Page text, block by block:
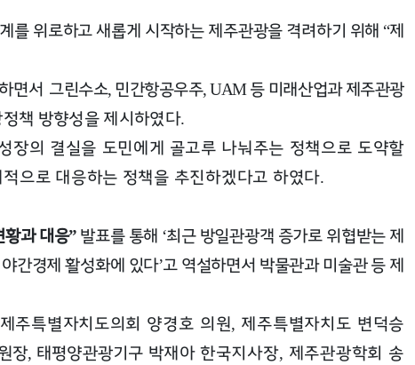
를 위로하고 새롭게 시작하는 제주관광을 격려하기 위해 “제
면서 그린수소, 민간항공우주, UAM등 미래산업과 제주관광
책 방향성을 제시하였다.
장의 결실을 도민에게 골고루 나눠주는 정책으로 도약할
으로 대응하는 정책을 추진하겠다고 하였다.
황과 대응” 발표를 통해 ‘최근 방일관광객 증가로 위협받는 제
간경제 활성화에 있다’고 역설하면서 박물관과 미술관 등 제
주특별자치도의회 양경호 의원, 제주특별자치도 변덕승
장, 태평양관광기구 박재아 한국지사장, 제주관광학회 송